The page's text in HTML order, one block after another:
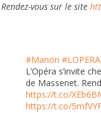
Rendez-vous sur le site
#Manon
L’Opéra s’invite
de Massenet.
https://t.co/
https://t.co/